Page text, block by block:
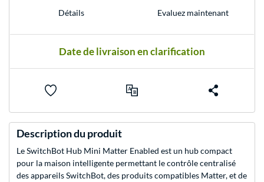
Détails Evaluez maintenant
Date de livraison en clarification
Description du produit
Le SwitchBot Hub Mini Matter Enabled est un hub compact
pour la maison intelligente permettant le contrôle centralisé
des appareils SwitchBot, des produits compatibles Matter, et de